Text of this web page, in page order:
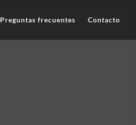
Preguntas frecuentes Contacto